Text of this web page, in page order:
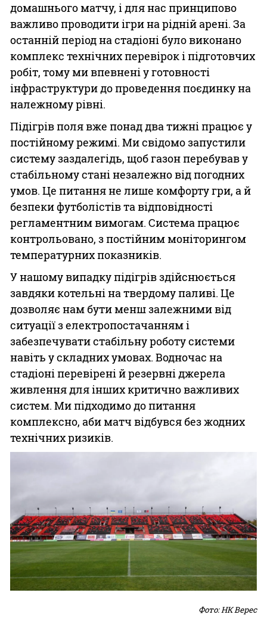
домашнього матчу, і для нас принципово
важливо проводити ігри на рідній арені. За
останній період на стадіоні було виконано
комплекс технічних перевірок і підготовчих
робіт, тому ми впевнені у готовності
інфраструктури до проведення поєдинку на
належному рівні.
Підігрів поля вже понад два тижні працює у
постійному режимі. Ми свідомо запустили
систему заздалегідь, щоб газон перебував у
стабільному стані незалежно від погодних
умов. Це питання не лише комфорту гри, а й
безпеки футболістів та відповідності
регламентним вимогам. Система працює
контрольовано, з постійним моніторингом
температурних показників.
У нашому випадку підігрів здійснюється
завдяки котельні на твердому паливі. Це
дозволяє нам бути менш залежними від
ситуації з електропостачанням і
забезпечувати стабільну роботу системи
навіть у складних умовах. Водночас на
стадіоні перевірені й резервні джерела
живлення для інших критично важливих
систем. Ми підходимо до питання
комплексно, аби матч відбувся без жодних
технічних ризиків.
Фото: НК Верес